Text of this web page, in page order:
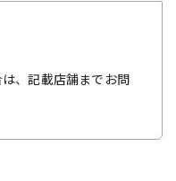
、記載店舗までお問